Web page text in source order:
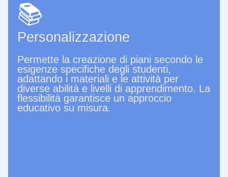
📚
Personalizzazione
Permette la creazione di piani secondo le
esigenze specifiche degli studenti,
adattando i materiali e le attività per
diverse abilità e livelli di apprendimento. La
flessibilità garantisce un approccio
educativo su misura.